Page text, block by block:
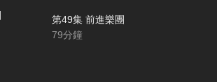
第49集 前進樂團
79分鐘